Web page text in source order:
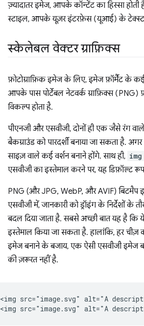
ज़्यादातर इमेज, आपके कॉन्टेंट का हिस्सा
स्टाइल, आपके यूज़र इंटरफ़ेस (यूआई) के टेक्स्ट
स्केलेबल वेक्टर ग्राफ़िक्स
फ़ोटोग्राफ़िक इमेज के लिए, इमेज फ़ॉर्मैट के
आपके पास पोर्टेबल नेटवर्क ग्राफ़िक्स
विकल्प होता है.
पीएनजी और एसवीजी, दोनों ही एक जैसे रंग
बैकग्राउंड को पारदर्शी बनाया जा सकता
साइज़ वाले कई वर्शन बनाने होंगे. साथ ही, img
एसवीजी का इस्तेमाल करने पर, यह डिफ़ॉल्ट रूप
PNG (और JPG, WebP, और AVIF) बिटमैप
एसवीजी में, जानकारी को ड्रॉइंग के निर्देशों के
बदल दिया जाता है. सबसे अच्छी बात यह है कि
इस्तेमाल किया जा सकता है. हालांकि, हर
इमेज बनाने के बजाय, एक ऐसी एसवीजी इमेज
की ज़रूरत नहीं है.
<img src="image.svg" alt="A